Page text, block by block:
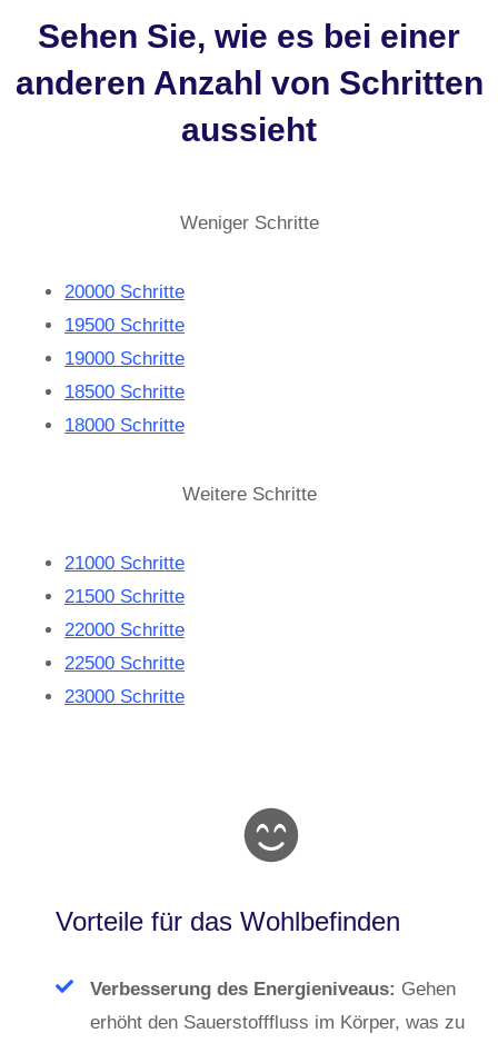
Sehen Sie, wie es bei einer
anderen Anzahl von Schritten
aussieht
Weniger Schritte
20000 Schritte
19500 Schritte
19000 Schritte
18500 Schritte
18000 Schritte
Weitere Schritte
21000 Schritte
21500 Schritte
22000 Schritte
22500 Schritte
23000 Schritte
Vorteile für das Wohlbefinden
Verbesserung des Energieniveaus: Gehen
erhöht den Sauerstofffluss im Körper, was zu